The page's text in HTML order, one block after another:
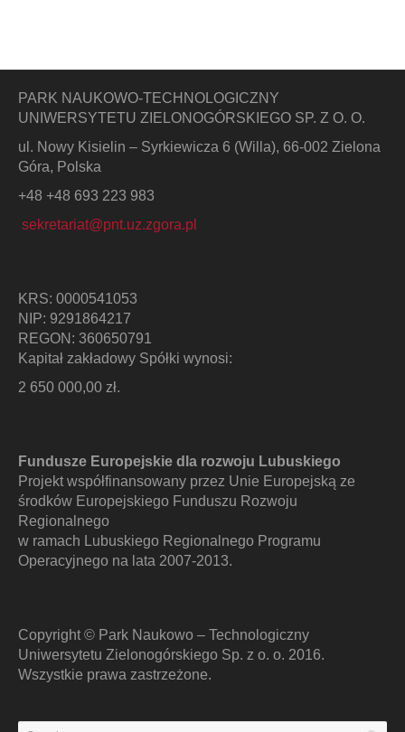
PARK NAUKOWO-TECHNOLOGICZNY
UNIWERSYTETU ZIELONOGÓRSKIEGO SP. Z O. O.
ul. Nowy Kisielin – Syrkiewicza 6 (Willa), 66-002 Zielona
Góra, Polska
+48 +48 693 223 983
sekretariat@pnt.uz.zgora.pl
KRS: 0000541053
NIP: 9291864217
REGON: 360650791
Kapitał zakładowy Spółki wynosi:
2 650 000,00 zł.
Fundusze Europejskie dla rozwoju Lubuskiego
Projekt współfinansowany przez Unie Europejską ze
środków Europejskiego Funduszu Rozwoju
Regionalnego
w ramach Lubuskiego Regionalnego Programu
Operacyjnego na lata 2007-2013.
Copyright © Park Naukowo – Technologiczny
Uniwersytetu Zielonogórskiego Sp. z o. o. 2016.
Wszystkie prawa zastrzeżone.